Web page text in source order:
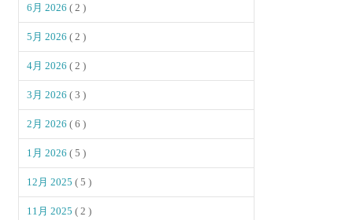
6月 2026( 2 )
5月 2026( 2 )
4月 2026( 2 )
3月 2026( 3 )
2月 2026( 6 )
1月 2026( 5 )
12月 2025( 5 )
11月 2025( 2 )